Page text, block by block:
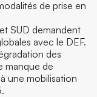
de prise en
SUD demandent
avec le DEF.
des
manque de
une mobilisation